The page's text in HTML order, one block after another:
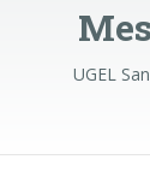
UGEL